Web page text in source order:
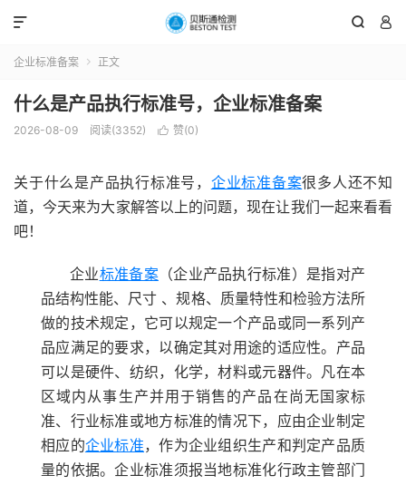
 

企业标准备案  正文
什么是产品执行标准号，企业标准备案
2026-08-09 阅读(3352)  赞(0)
关于什么是产品执行标准号， 企业标准备案很多人还不知
道，今天来为大家解答以上的问题，现在让我们一起来看看
吧！
企业标准备案（企业产品执行标准）是指对产
品结构性能、尺寸 、规格、质量特性和检验方法所
做的技术规定，它可以规定一个产品或同一系列产
品应满足的要求，以确定其对用途的适应性。产品
可以是硬件、纺织，化学，材料或元器件。凡在本
区域内从事生产并用于销售的产品在尚无国家标
准、行业标准或地方标准的情况下，应由企业制定
相应的企业标准，作为企业组织生产和判定产品质
量的依据。企业标准须报当地标准化行政主管部门